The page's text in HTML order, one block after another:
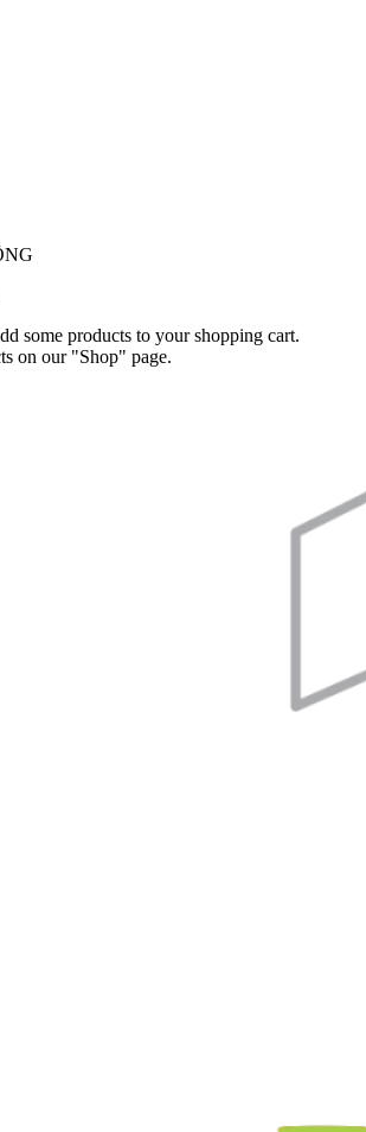
some products to your shopping cart.
on our "Shop" page.